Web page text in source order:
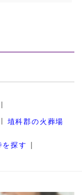
埴科郡の火葬場
探す